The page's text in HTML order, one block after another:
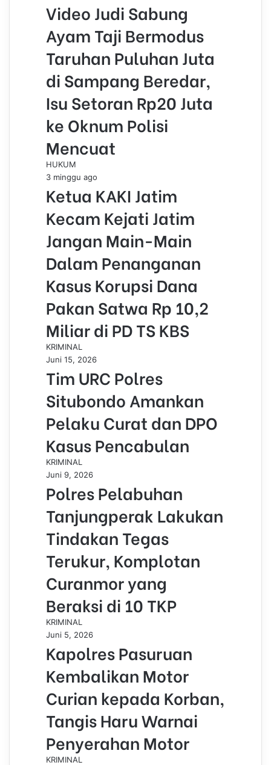
Video Judi Sabung
Ayam Taji Bermodus
Taruhan Puluhan Juta
di Sampang Beredar,
Isu Setoran Rp20 Juta
ke Oknum Polisi
Mencuat
HUKUM
3 minggu ago
Ketua KAKI Jatim
Kecam Kejati Jatim
Jangan Main-Main
Dalam Penanganan
Kasus Korupsi Dana
Pakan Satwa Rp 10,2
Miliar di PD TS KBS
KRIMINAL
Juni 15, 2026
Tim URC Polres
Situbondo Amankan
Pelaku Curat dan DPO
Kasus Pencabulan
KRIMINAL
Juni 9, 2026
Polres Pelabuhan
Tanjungperak Lakukan
Tindakan Tegas
Terukur, Komplotan
Curanmor yang
Beraksi di 10 TKP
KRIMINAL
Juni 5, 2026
Kapolres Pasuruan
Kembalikan Motor
Curian kepada Korban,
Tangis Haru Warnai
Penyerahan Motor
KRIMINAL